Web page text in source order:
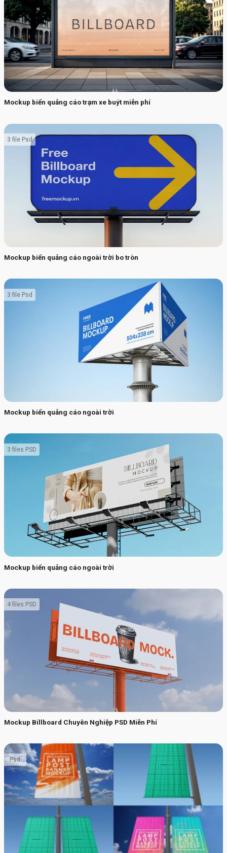
Mockup biển quảng cáo trạm xe buýt miễn phí
Mockup biển quảng cáo ngoài trời bo tròn
3 file Psd
Mockup biển quảng cáo ngoài trời
3 file Psd
Mockup biển quảng cáo ngoài trời
3 files PSD
Mockup Billboard Chuyên Nghiệp PSD Miễn Phí
4 files PSD
Psd